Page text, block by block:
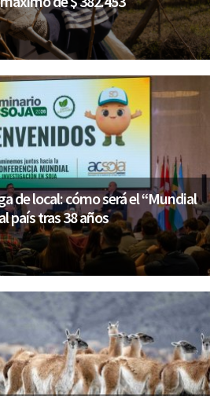
de local: cómo será el “Mundial
país tras 38 años